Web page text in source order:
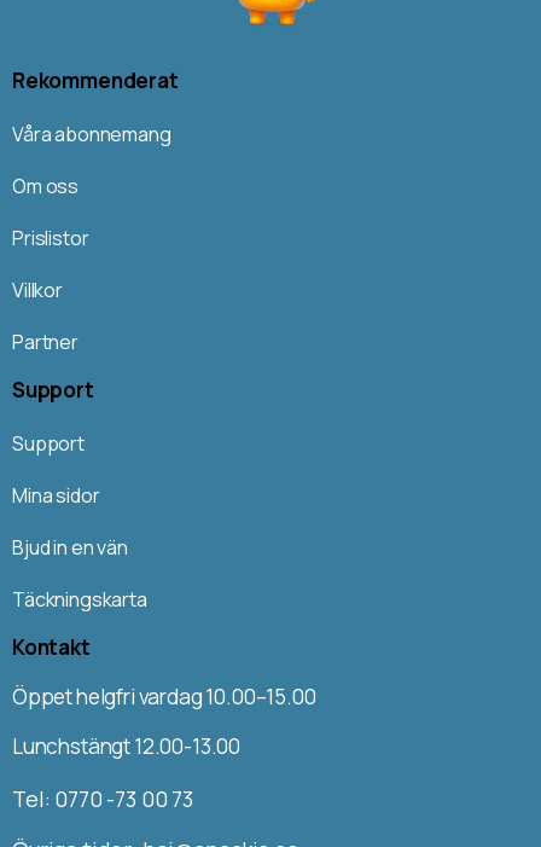
Rekommenderat
Våra abonnemang
Om oss
Prislistor
Villkor
Partner
Support
Support
Mina sidor
Bjud in en vän
Täckningskarta
Kontakt
Öppet helgfri vardag 10.00–15.00
Lunchstängt 12.00-13.00
Tel: 0770 -73 00 73